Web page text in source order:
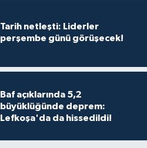
Tarih netleşti: Liderler
perşembe günü görüşecek!
Baf açıklarında 5,2
büyüklüğünde deprem:
Lefkoşa'da da hissedildi!